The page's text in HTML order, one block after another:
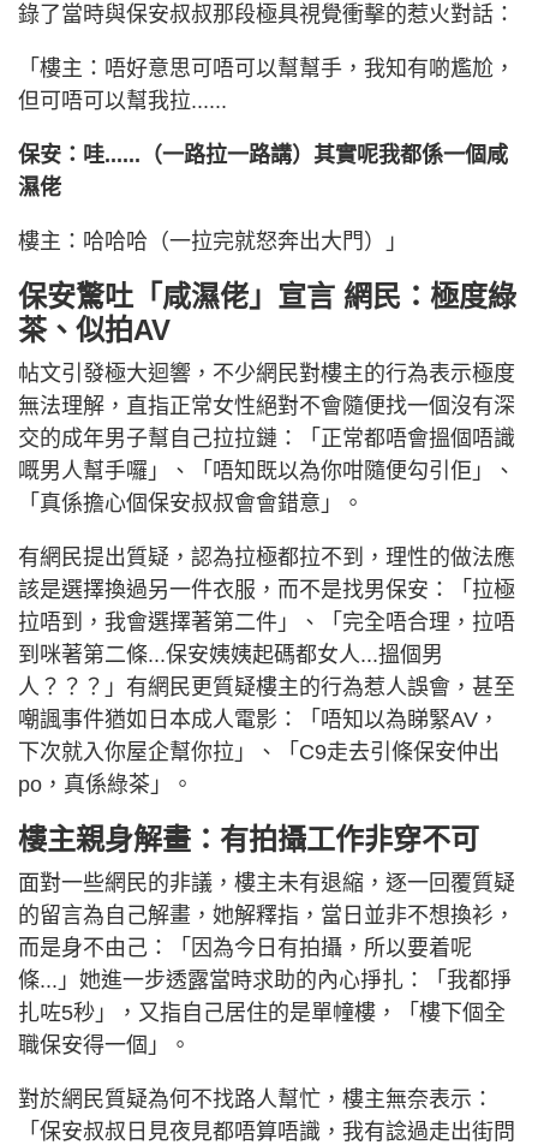
錄了當時與保安叔叔那段極具視覺衝擊的惹火對話：
「樓主：唔好意思可唔可以幫幫手，我知有啲尷尬，
但可唔可以幫我拉......
保安：哇......（一路拉一路講）其實呢我都係一個咸
濕佬
樓主：哈哈哈（一拉完就怒奔出大門）」
保安驚吐「咸濕佬」宣言 網民：極度綠
茶、似拍AV
帖文引發極大迴響，不少網民對樓主的行為表示極度
無法理解，直指正常女性絕對不會隨便找一個沒有深
交的成年男子幫自己拉拉鏈：「正常都唔會搵個唔識
嘅男人幫手囉」、「唔知既以為你咁隨便勾引佢」、
「真係擔心個保安叔叔會會錯意」。
有網民提出質疑，認為拉極都拉不到，理性的做法應
該是選擇換過另一件衣服，而不是找男保安：「拉極
拉唔到，我會選擇著第二件」、「完全唔合理，拉唔
到咪著第二條...保安姨姨起碼都女人...搵個男
人？？？」有網民更質疑樓主的行為惹人誤會，甚至
嘲諷事件猶如日本成人電影：「唔知以為睇緊AV，
下次就入你屋企幫你拉」、「C9走去引條保安仲出
po，真係綠茶」。
樓主親身解畫：有拍攝工作非穿不可
面對一些網民的非議，樓主未有退縮，逐一回覆質疑
的留言為自己解畫，她解釋指，當日並非不想換衫，
而是身不由己：「因為今日有拍攝，所以要着呢
條...」她進一步透露當時求助的內心掙扎：「我都掙
扎咗5秒」，又指自己居住的是單幢樓，「樓下個全
職保安得一個」。
對於網民質疑為何不找路人幫忙，樓主無奈表示：
「保安叔叔日見夜見都唔算唔識，我有諗過走出街問